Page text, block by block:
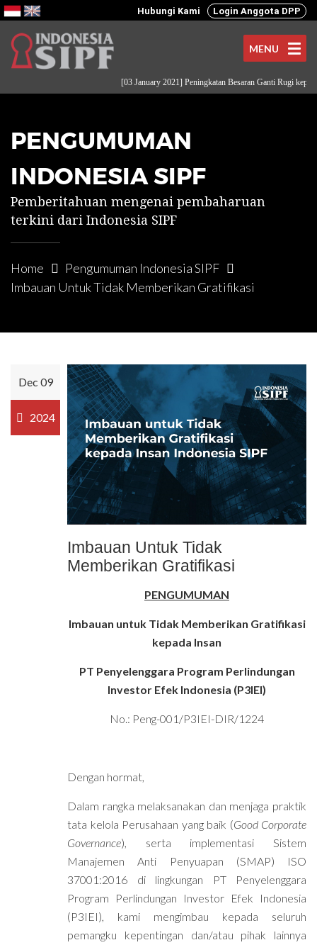
Hubungi Kami Login Anggota DPP
MENU
[03 January 2021] Peningkatan Besaran Ganti Rugi kepada
PENGUMUMAN
INDONESIA SIPF
Pemberitahuan mengenai pembaharuan
terkini dari Indonesia SIPF
Home
Pengumuman Indonesia SIPF
Imbauan Untuk Tidak Memberikan Gratifikasi
Dec 09
2024
Imbauan Untuk Tidak
Memberikan Gratifikasi
PENGUMUMAN
Imbauan untuk Tidak Memberikan Gratifikasi
kepada Insan
PT Penyelenggara Program Perlindungan
Investor Efek Indonesia (P3IEI)
No.: Peng-001/P3IEI-DIR/1224
Dengan hormat,
Dalam rangka melaksanakan dan menjaga praktik
tata kelola Perusahaan yang baik (Good Corporate
Governance), serta implementasi Sistem
Manajemen Anti Penyuapan (SMAP) ISO
37001:2016 di lingkungan PT Penyelenggara
Program Perlindungan Investor Efek Indonesia
(P3IEI), kami mengimbau kepada seluruh
pemangku kepentingan dan/atau pihak lainnya